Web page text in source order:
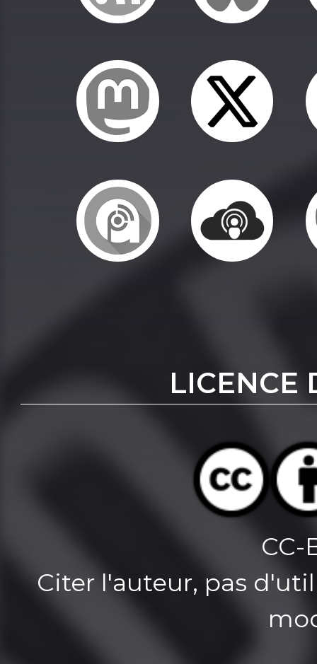
LICENCE
CC-
Citer l'auteur, pas